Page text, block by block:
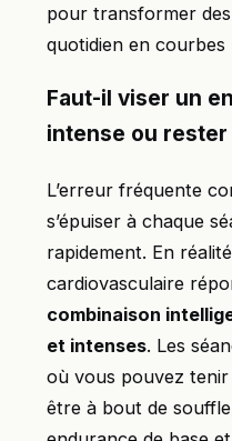
pour transformer
quotidien en courbes
Faut-il viser un
intense ou rester
L’erreur fréquente
s’épuiser à chaque
rapidement. En
cardiovasculaire
combinaison
et intenses. Les
où vous pouvez
être à bout de